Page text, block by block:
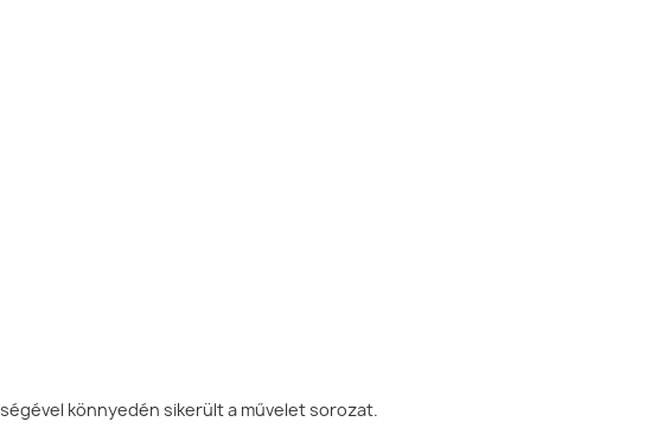
könnyedén sikerült a művelet sorozat.